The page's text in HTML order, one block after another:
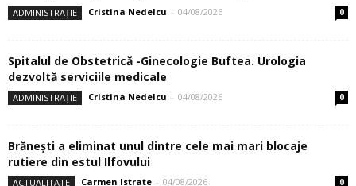
ADMINISTRAȚIE Cristina Nedelcu - 04/08/2026 0
Spitalul de Obstetrică -Ginecologie Buftea. Urologia
dezvoltă serviciile medicale
ADMINISTRAȚIE Cristina Nedelcu - 04/08/2026 0
Brănești a eliminat unul dintre cele mai mari blocaje
rutiere din estul Ilfovului
ACTUALITATE Carmen Istrate - 04/08/2026 0